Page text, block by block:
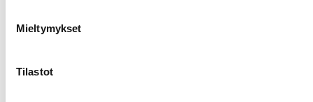
Mieltymykset
Tilastot